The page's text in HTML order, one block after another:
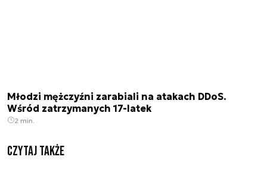
Młodzi mężczyźni zarabiali na atakach DDoS.
Wśród zatrzymanych 17-latek
2 min.
Czytaj także